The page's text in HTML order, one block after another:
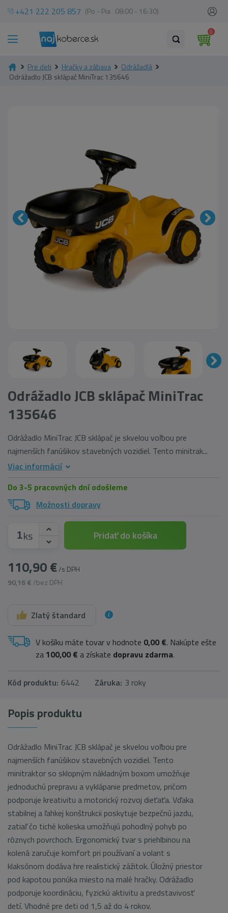
+421 222 205 857 (Po - Pia 08:00 - 16:30)
0
Pre deti Hračky a zábava
Odrážadlá
Odrážadlo JCB sklápač MiniTrac 135646
Odrážadlo JCB sklápač MiniTrac
135646
Odrážadlo MiniTrac JCB sklápač je skvelou voľbou pre
najmenších fanúšikov stavebných vozidiel. Tento minitrak...
Viac informácií
Do 3-5 pracovných dní odošleme
Možnosti dopravy
ks
110,90 €/s DPH
90,16 € /bez DPH
Pridať do košíka
Zlatý štandard
V košíku máte tovar v hodnote 0,00 €. Nakúpte ešte
za 100,00 € a získate dopravu zdarma.
Kód produktu: 6442 Záruka: 3 roky
Popis produktu
Odrážadlo MiniTrac JCB sklápač je skvelou voľbou pre
najmenších fanúšikov stavebných vozidiel. Tento
minitraktor so sklopným nákladným boxom umožňuje
jednoduchú prepravu a vyklápanie predmetov, pričom
podporuje kreativitu a motorický rozvoj dieťaťa. Vďaka
stabilnej a ľahkej konštrukcii poskytuje bezpečnú jazdu,
zatiaľ čo tiché kolieska umožňujú pohodlný pohyb po
rôznych povrchoch. Ergonomický tvar s priehlbinou na
kolená zaručuje komfort pri používaní a volant s
klaksónom dodáva hre realistický zážitok. Úložný priestor
pod kapotou ponúka miesto na malé hračky. Odrážadlo
podporuje koordináciu, fyzickú aktivitu a predstavivosť
detí. Vhodné pre deti od 1,5 až do 4 rokov.